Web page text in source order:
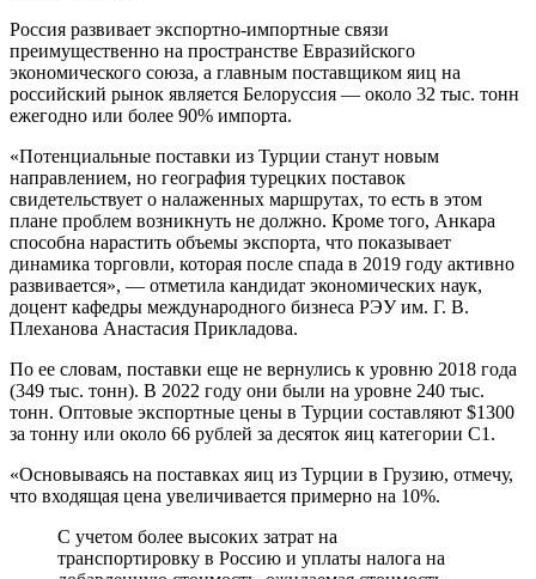
Россия развивает экспортно-импортные связи
преимущественно на пространстве Евразийского
экономического союза, а главным поставщиком яиц на
российский рынок является Белоруссия — около 32 тыс. тонн
ежегодно или более 90% импорта.
«Потенциальные поставки из Турции станут новым
направлением, но география турецких поставок
свидетельствует о налаженных маршрутах, то есть в этом
плане проблем возникнуть не должно. Кроме того, Анкара
способна нарастить объемы экспорта, что показывает
динамика торговли, которая после спада в 2019 году активно
развивается», — отметила кандидат экономических наук,
доцент кафедры международного бизнеса РЭУ им. Г. В.
Плеханова Анастасия Прикладова.
По ее словам, поставки еще не вернулись к уровню 2018 года
(349 тыс. тонн). В 2022 году они были на уровне 240 тыс.
тонн. Оптовые экспортные цены в Турции составляют $1300
за тонну или около 66 рублей за десяток яиц категории С1.
«Основываясь на поставках яиц из Турции в Грузию, отмечу,
что входящая цена увеличивается примерно на 10%.
С учетом более высоких затрат на
транспортировку в Россию и уплаты налога на